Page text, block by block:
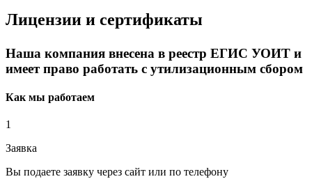
Лицензии и сертификаты
Наша компания внесена в реестр ЕГИС УОИТ и
имеет право работать с утилизационным сбором
Как мы работаем
1
Заявка
Вы подаете заявку через сайт или по телефону